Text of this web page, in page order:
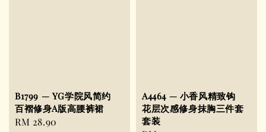
B1799 — YG学院风简约
百褶修身A版高腰裤裙
Regular
RM 28.90
A4464 — 小香风精致钩
花层次感修身抹胸三件套
套装